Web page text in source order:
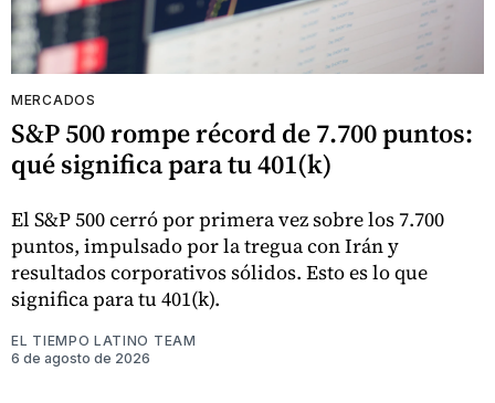
MERCADOS
S&P 500 rompe récord de 7.700 puntos:
qué significa para tu 401(k)
El S&P 500 cerró por primera vez sobre los 7.700
puntos, impulsado por la tregua con Irán y
resultados corporativos sólidos. Esto es lo que
significa para tu 401(k).
EL TIEMPO LATINO TEAM
6 de agosto de 2026